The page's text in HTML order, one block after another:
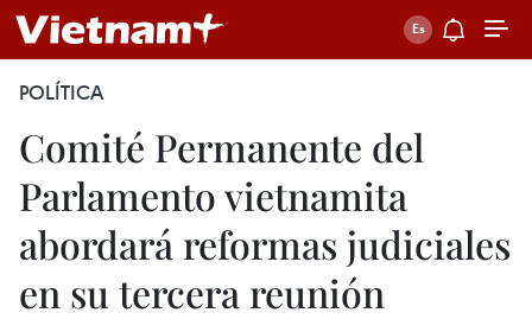
POLÍTICA
Comité Permanente del
Parlamento vietnamita
abordará reformas judiciales
en su tercera reunión